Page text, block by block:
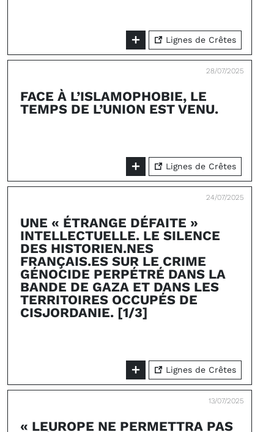
Lignes de Crêtes
28/07/2025
FACE À L’ISLAMOPHOBIE, LE
TEMPS DE L’UNION EST VENU.
Lignes de Crêtes
24/07/2025
UNE « ÉTRANGE DÉFAITE »
INTELLECTUELLE. LE SILENCE
DES HISTORIEN.NES
FRANÇAIS.ES SUR LE CRIME
GÉNOCIDE PERPÉTRÉ DANS LA
BANDE DE GAZA ET DANS LES
TERRITOIRES OCCUPÉS DE
CISJORDANIE. [1/3]
Lignes de Crêtes
13/07/2025
« LEUROPE NE PERMETTRA PAS